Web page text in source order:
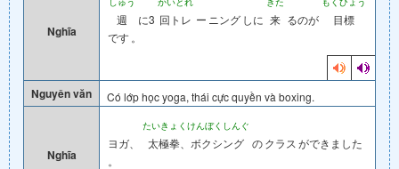
Nghĩa
週 に3 回トレ ー ニング しに 来 るのが
目標
です 。
Nguyên văn Có lớp học yoga, thái cực quyền và boxing.
Nghĩa
ヨガ、
たいきょくけんぼくしんぐ
太極拳、ボクシング のクラス ができました
。